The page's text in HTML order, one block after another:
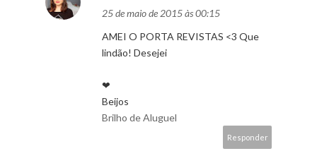
25 de maio de 2015 às 00:15
AMEI O PORTA REVISTAS <3 Que
lindão! Desejei
❤
Beijos
Brilho de Aluguel
Responder